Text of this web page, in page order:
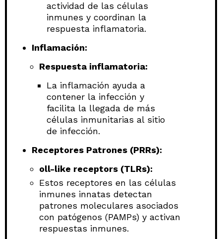
actividad de las células
inmunes y coordinan la
respuesta inflamatoria.
Inflamación:
Respuesta inflamatoria:
La inflamación ayuda a
contener la infección y
facilita la llegada de más
células inmunitarias al sitio
de infección.
Receptores Patrones (PRRs):
oll-like receptors (TLRs):
Estos receptores en las células
inmunes innatas detectan
patrones moleculares asociados
con patógenos (PAMPs) y activan
respuestas inmunes.